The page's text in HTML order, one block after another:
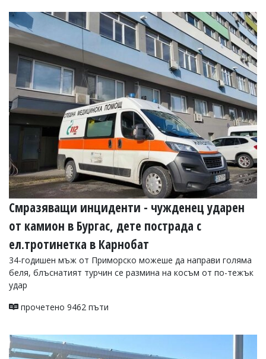
Смразяващи инциденти - чужденец ударен
от камион в Бургас, дете пострада с
ел.тротинетка в Карнобат
34-годишен мъж от Приморско можеше да направи голяма
беля, блъснатият турчин се размина на косъм от по-тежък
удар
прочетено 9462 пъти